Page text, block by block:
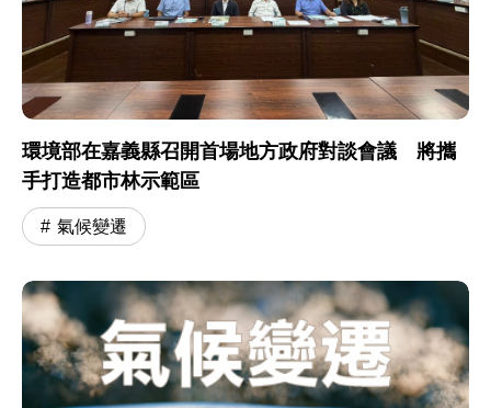
環境部在嘉義縣召開首場地方政府對談會議 將攜
手打造都市林示範區
氣候變遷